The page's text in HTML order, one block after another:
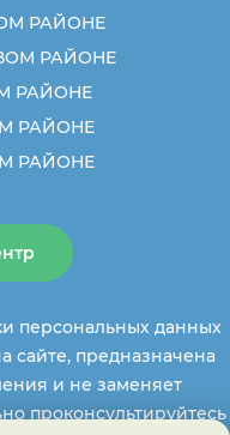
РАЙОНЕ
РАЙОНЕ
РАЙОНЕ
РАЙОНЕ
РАЙОНЕ
персональных данных
сайте, предназначена
и не заменяет
проконсультируйтесь